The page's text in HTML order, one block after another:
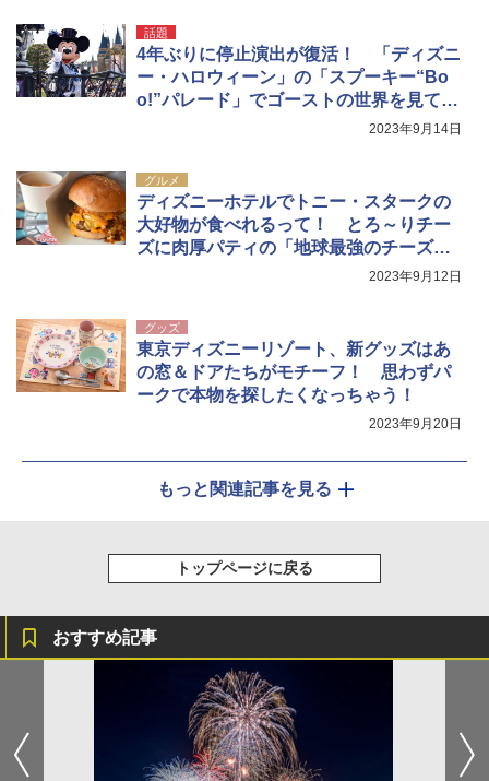
話題
4年ぶりに停止演出が復活！ 「ディズニ
ー・ハロウィーン」の「スプーキー“Bo
o!”パレード」でゴーストの世界を見てき
2023年9月14日
グルメ
ディズニーホテルでトニー・スタークの
大好物が食べれるって！ とろ～りチー
ズに肉厚パティの「地球最強のチーズバ
2023年9月12日
グッズ
東京ディズニーリゾート、新グッズはあ
の窓＆ドアたちがモチーフ！ 思わずパ
ークで本物を探したくなっちゃう！
2023年9月20日
もっと関連記事を見る
トップページに戻る
おすすめ記事